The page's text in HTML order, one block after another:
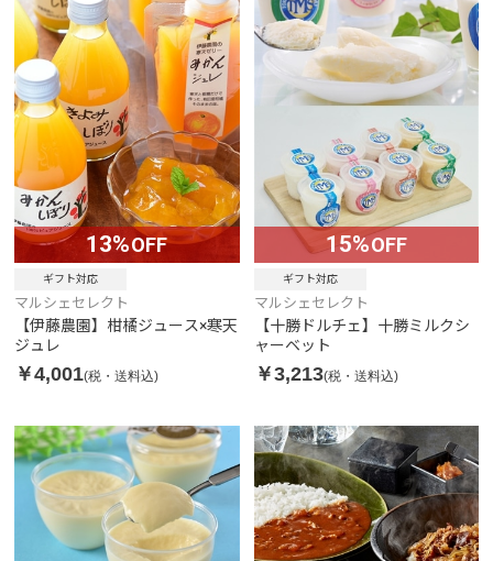
13%OFF
ギフト対応
マルシェセレクト
【伊藤農園】柑橘ジュース×寒天
ジュレ
￥4,001(税・送料込)
15%OFF
ギフト対応
マルシェセレクト
【十勝ドルチェ】十勝ミルクシ
ャーベット
￥3,213(税・送料込)